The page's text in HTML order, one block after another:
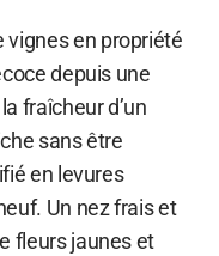
vignes en propriété
depuis une
fraîcheur d’un
sans être
en levures
Un nez frais et
fleurs jaunes et